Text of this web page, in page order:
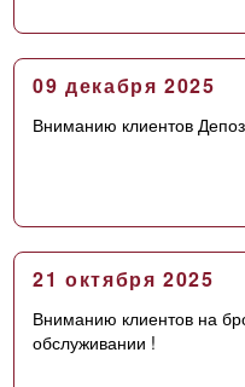
09 декабря 2025
Вниманию клиентов
21 октября 2025
Вниманию клиентов на
обслуживании !